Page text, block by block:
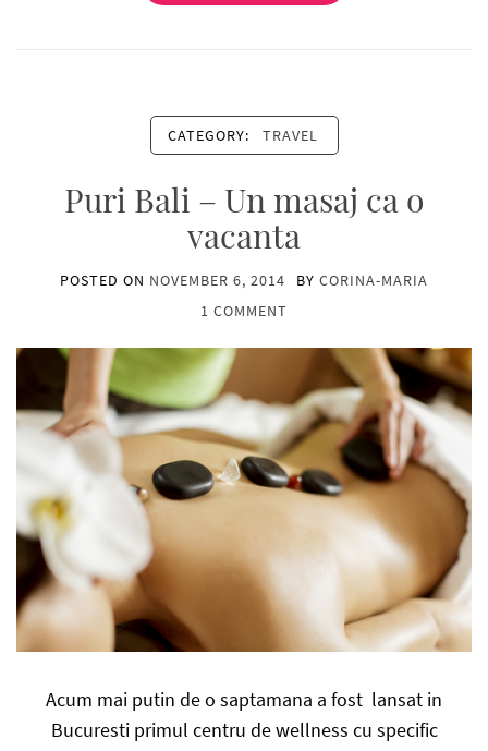
CATEGORY: TRAVEL
Puri Bali – Un masaj ca o
vacanta
POSTED ON NOVEMBER 6, 2014 BY CORINA-MARIA
1 COMMENT
Acum mai putin de o saptamana a fost lansat in
Bucuresti primul centru de wellness cu specific